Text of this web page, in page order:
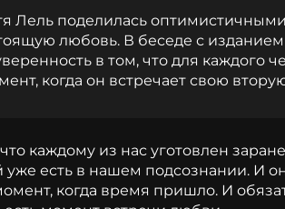
Лель поделилась
любовь. В беседе с изданием
в том, что для каждого
когда он встречает свою
каждому из нас уготовлен
уже есть в нашем подсознании. И
когда время пришло. И